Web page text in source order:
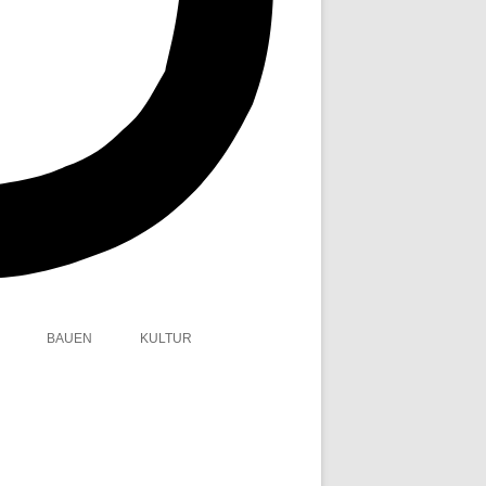
BAUEN KULTUR